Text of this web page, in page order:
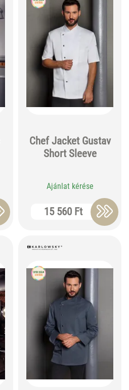
Chef Jacket Gustav
Short Sleeve
Ajánlat kérése
15 560 Ft